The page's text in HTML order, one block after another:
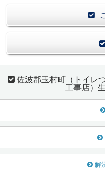
佐波郡玉村町（トイレ
工事店）
解